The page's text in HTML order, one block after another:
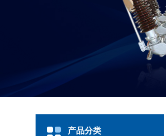
产品分类